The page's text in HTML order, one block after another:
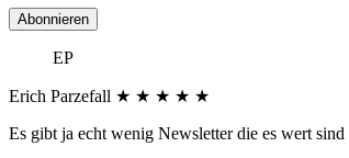
Abonnieren
EP
Erich Parzefall ★ ★ ★ ★ ★
Es gibt ja echt wenig Newsletter die es wert